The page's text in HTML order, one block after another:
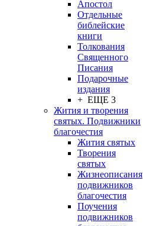
Апостол
Отдельные
библейские
книги
Толкования
Священного
Писания
Подарочные
издания
+ ЕЩЕ 3
Жития и творения
святых. Подвижники
благочестия
Жития святых
Творения
святых
Жизнеописания
подвижников
благочестия
Поучения
подвижников